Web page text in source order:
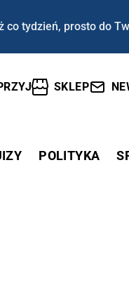
co tydzień, prosto do
SKLEP
POLITYKA